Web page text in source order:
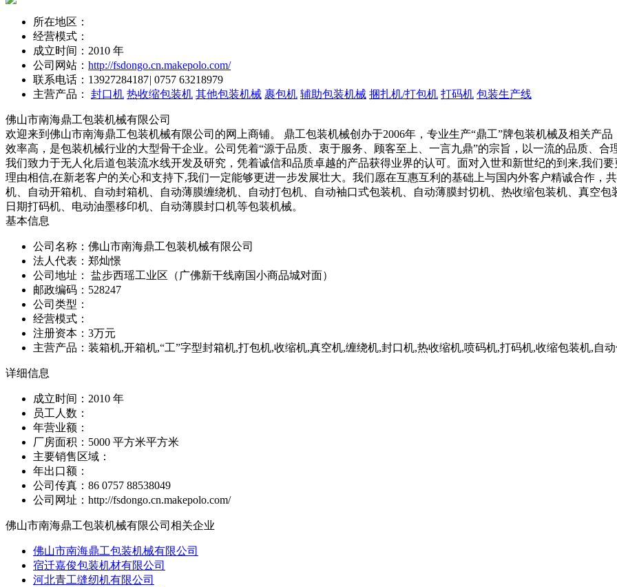
所在地区：
经营模式：
成立时间：2010 年
公司网站： http://fsdongo.cn.makepolo.com/
联系电话： 13927284187| 0757 63218979
主营产品： 封口机 热收缩包装机 其他包装机械 裹包机 辅助包装机械 捆扎机/打包机 打码机 包装生产线
佛山市南海鼎工包装机械有限公司
欢迎来到佛山市南海鼎工包装机械有限公司的网上商铺。 鼎工包装机械创办于2006年，专业生产“鼎工”牌包装机械及相关产
效率高，是包装机械行业的大型骨干企业。公司凭着“源于品质、衷于服务、顾客至上、一言九鼎”的宗旨，以一流的品质、合
我们致力于无人化后道包装流水线开发及研究，凭着诚信和品质卓越的产品获得业界的认可。面对入世和新世纪的到来,我们
理由相信,在新老客户的关心和支持下,我们一定能够更进一步发展壮大。我们愿在互惠互利的基础上与国内外客户精诚合作，
机、自动开箱机、自动封箱机、自动薄膜缠绕机、自动打包机、自动袖口式包装机、自动薄膜封切机、热收缩包装机、真空
日期打码机、电动油墨移印机、自动薄膜封口机等包装机械。
基本信息
公司名称：佛山市南海鼎工包装机械有限公司
法人代表：郑灿憬
公司地址： 盐步西瑶工业区（广佛新干线南国小商品城对面）
邮政编码：528247
公司类型：
经营模式：
注册资本：3万元
主营产品：装箱机,开箱机,“工”字型封箱机,打包机,收缩机,真空机,缠绕机,封口机,热收缩机,喷码机,打码机,收缩包装机,自
详细信息
成立时间：2010 年
员工人数：
年营业额：
厂房面积：5000 平方米平方米
主要销售区域：
年出口额：
公司传真：86 0757 88538049
公司网址：http://fsdongo.cn.makepolo.com/
佛山市南海鼎工包装机械有限公司相关企业
佛山市南海鼎工包装机械有限公司
宿迁嘉俊包装机材有限公司
河北青工缝纫机有限公司